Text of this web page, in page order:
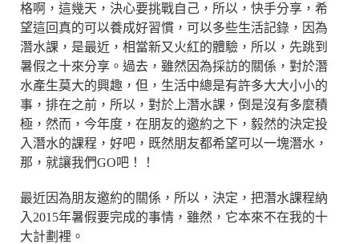
格啊，這幾天，決心要挑戰自己，所以，快手分享，希
望這回真的可以養成好習慣，可以多些生活記錄，因為
潛水課，是最近，相當新又火紅的體驗，所以，先跳到
暑假之十來分享。過去，雖然因為採訪的關係，對於潛
水產生莫大的興趣，但，生活中總是有許多大大小小的
事，排在之前，所以，對於上潛水課，倒是沒有多麼積
極，然而，今年度，在朋友的邀約之下，毅然的決定投
入潛水的課程，好吧，既然朋友都希望可以一塊潛水，
那，就讓我們GO吧！！
最近因為朋友邀約的關係，所以，決定，把潛水課程納
入2015年暑假要完成的事情，雖然，它本來不在我的十
大計劃裡。